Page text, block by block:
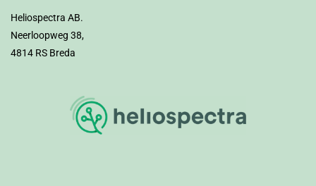
Heliospectra AB.
Neerloopweg 38,
4814 RS Breda